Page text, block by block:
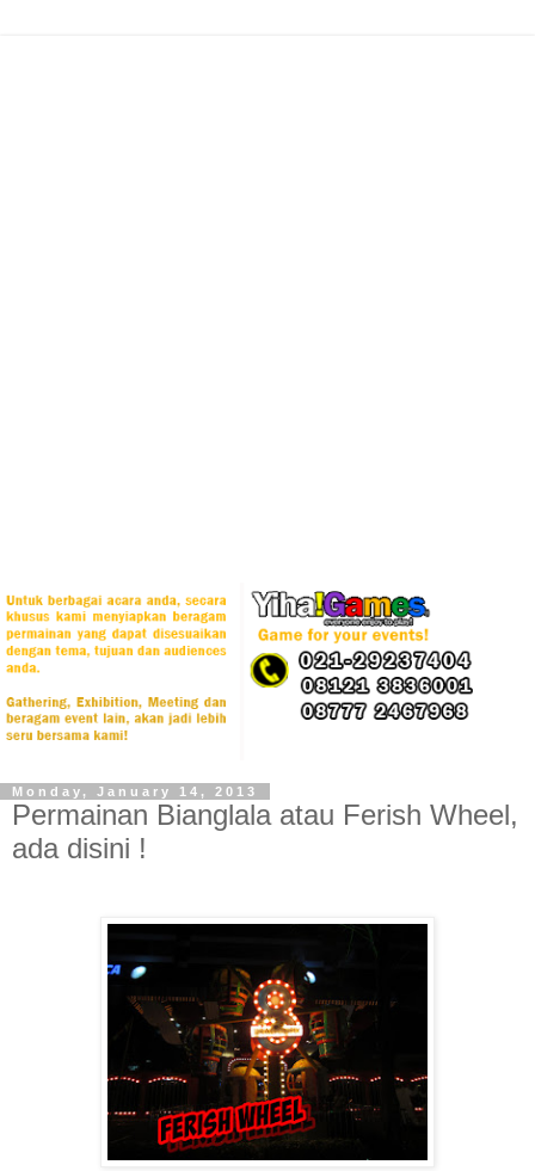
Monday, January 14, 2013
Permainan Bianglala atau Ferish Wheel,
ada disini !